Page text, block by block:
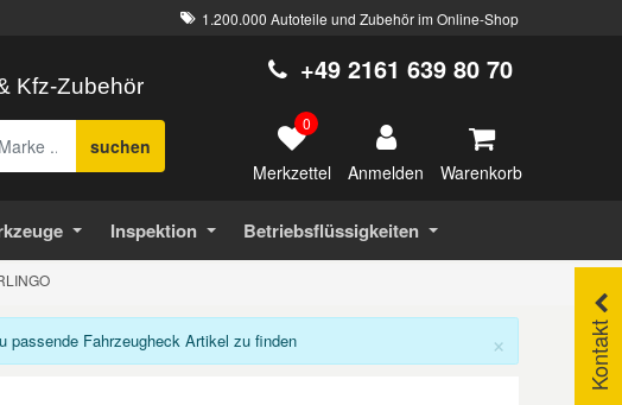
1.200.000 Autoteile und Zubehör im Online-Shop
Kfz-Zubehör
suchen
+49 2161 639 80 70
0
Merkzettel Anmelden Warenkorb
Inspektion Betriebsflüssigkeiten
Kontakt
×
passende Fahrzeugheck Artikel zu finden